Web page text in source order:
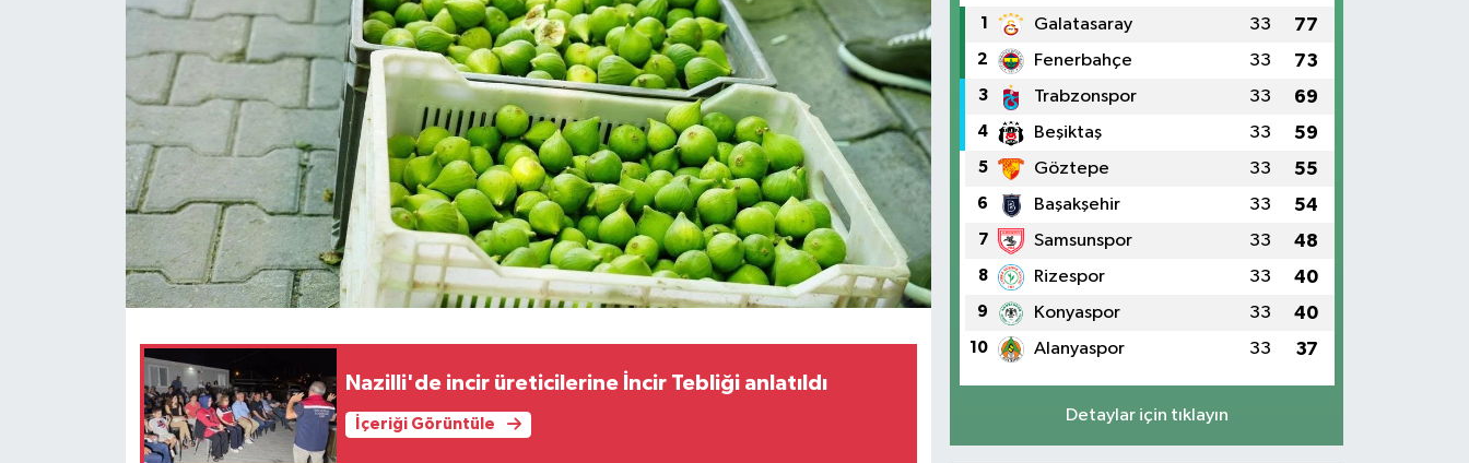
Nazilli'de incir üreticilerine İncir Tebliği anlatıldı
İçeriği Görüntüle
1 Galatasaray 33 77
2 Fenerbahçe 33 73
3 Trabzonspor 33 69
4 Beşiktaş 33 59
5 Göztepe 33 55
6 Başakşehir 33 54
7 Samsunspor 33 48
8 Rizespor 33 40
9 Konyaspor 33 40
10 Alanyaspor 33 37
Detaylar için tıklayın